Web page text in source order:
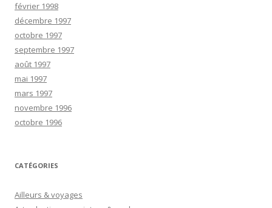
février 1998
décembre 1997
octobre 1997
septembre 1997
août 1997
mai 1997
mars 1997
novembre 1996
octobre 1996
CATÉGORIES
Ailleurs & voyages